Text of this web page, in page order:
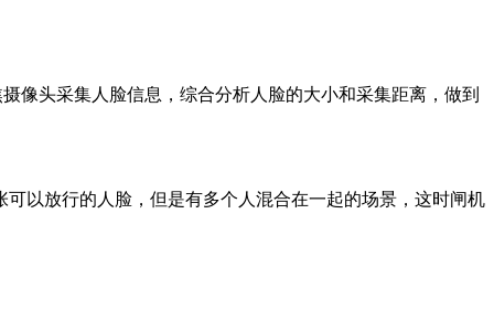
像头采集人脸信息，综合分析人脸的大小和采集距离，做到
以放行的人脸，但是有多个人混合在一起的场景，这时闸机